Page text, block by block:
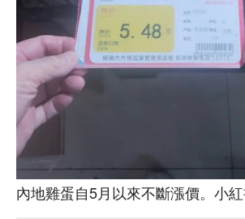
內地雞蛋自5月以來不斷漲價。小